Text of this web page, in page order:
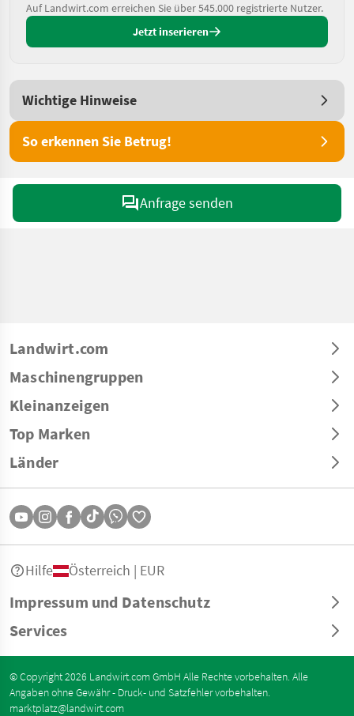
Auf Landwirt.com erreichen Sie über 545.000 registrierte Nutzer.
Jetzt inserieren
Wichtige Hinweise
So erkennen Sie Betrug!
Anfrage senden
Landwirt.com
Maschinengruppen
Kleinanzeigen
Top Marken
Länder
Impressum und Datenschutz
Services
Hilfe Österreich | EUR
© Copyright 2026 Landwirt.com GmbH Alle Rechte vorbehalten. Alle
Angaben ohne Gewähr - Druck- und Satzfehler vorbehalten.
marktplatz@landwirt.com